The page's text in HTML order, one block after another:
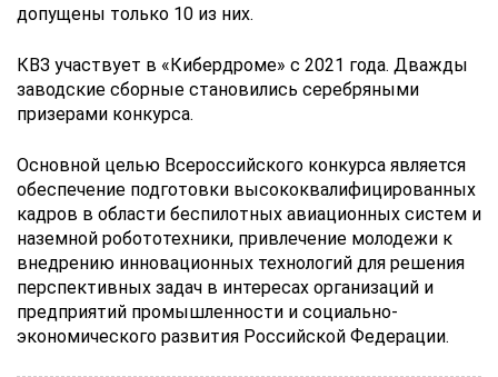
допущены только 10 из них.
КВЗ участвует в «Кибердроме» с 2021 года. Дважды
заводские сборные становились серебряными
призерами конкурса.
Основной целью Всероссийского конкурса является
обеспечение подготовки высококвалифицированных
кадров в области беспилотных авиационных систем и
наземной робототехники, привлечение молодежи к
внедрению инновационных технологий для решения
перспективных задач в интересах организаций и
предприятий промышленности и социально-
экономического развития Российской Федерации.